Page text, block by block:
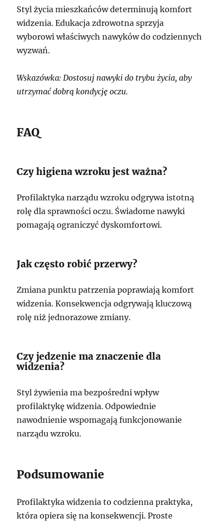
Styl życia mieszkańców determinują komfort
widzenia. Edukacja zdrowotna sprzyja
wyborowi właściwych nawyków do codziennych
wyzwań.
Wskazówka: Dostosuj nawyki do trybu życia, aby
utrzymać dobrą kondycję oczu.
FAQ
Czy higiena wzroku jest ważna?
Profilaktyka narządu wzroku odgrywa istotną
rolę dla sprawności oczu. Świadome nawyki
pomagają ograniczyć dyskomfortowi.
Jak często robić przerwy?
Zmiana punktu patrzenia poprawiają komfort
widzenia. Konsekwencja odgrywają kluczową
rolę niż jednorazowe zmiany.
Czy jedzenie ma znaczenie dla
widzenia?
Styl żywienia ma bezpośredni wpływ
profilaktykę widzenia. Odpowiednie
nawodnienie wspomagają funkcjonowanie
narządu wzroku.
Podsumowanie
Profilaktyka widzenia to codzienna praktyka,
która opiera się na konsekwencji. Proste